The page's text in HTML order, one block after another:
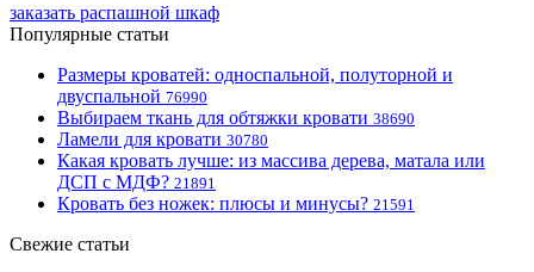
заказать распашной шкаф
Популярные статьи
Размеры кроватей: односпальной, полуторной и
двуспальной 76990
Выбираем ткань для обтяжки кровати 38690
Ламели для кровати 30780
Какая кровать лучше: из массива дерева, матала или
ДСП с МДФ? 21891
Кровать без ножек: плюсы и минусы? 21591
Свежие статьи